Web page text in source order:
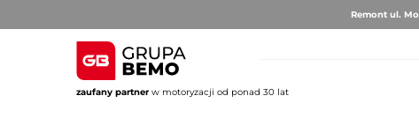
Remont ul.
zaufany partner w motoryzacji od ponad 30 lat
AUTO BRUNO